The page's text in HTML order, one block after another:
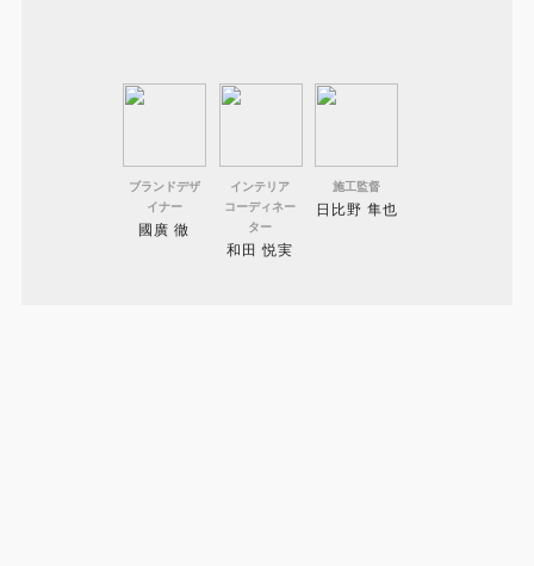
ブランドデザ
イナー
國廣 徹
インテリア
コーディネー
ター
和田 悦実
施工監督
日比野 隼也